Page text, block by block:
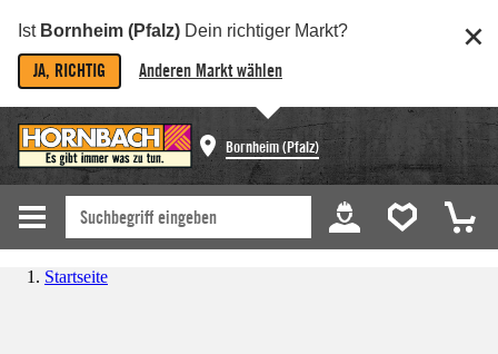
Ist Bornheim (Pfalz) Dein richtiger Markt?
JA, RICHTIG Anderen Markt wählen
Bornheim (Pfalz)
Startseite